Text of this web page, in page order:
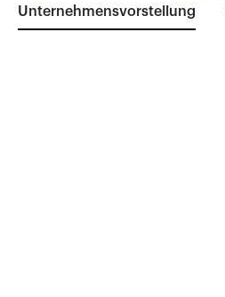
Unternehmensvorstellung